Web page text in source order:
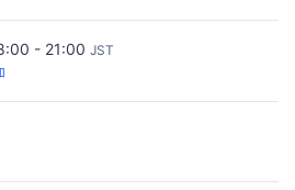
- 21:00 JST